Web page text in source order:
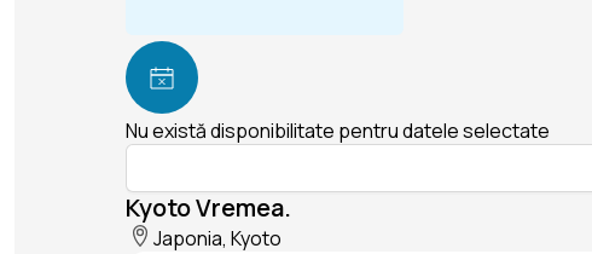
Nu există disponibilitate pentru datele selectate
Kyoto Vremea.
Japonia, Kyoto